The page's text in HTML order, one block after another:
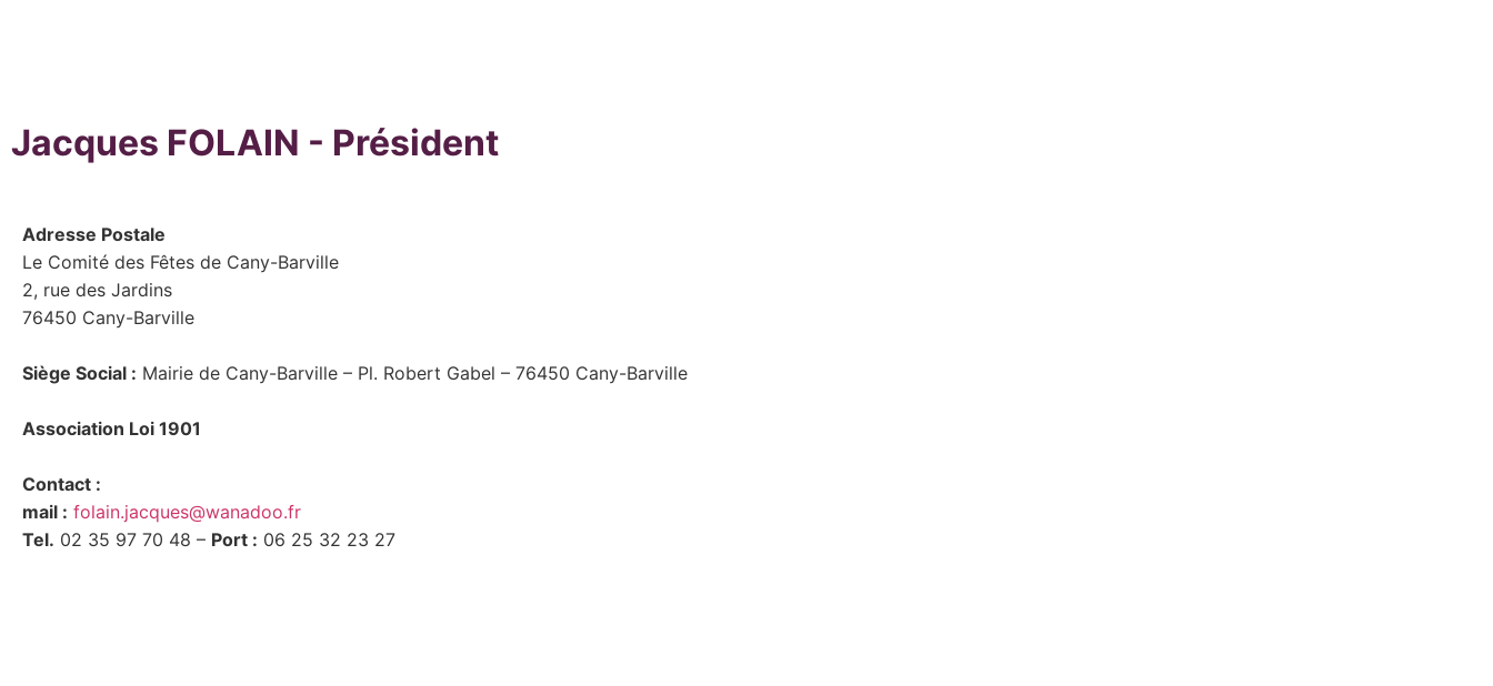
Jacques FOLAIN - Président
Adresse Postale
Le Comité des Fêtes de Cany-Barville
2, rue des Jardins
76450 Cany-Barville
Siège Social : Mairie de Cany-Barville – Pl. Robert Gabel – 76450 Cany-Barville
Association Loi 1901
Contact :
mail : folain.jacques@wanadoo.fr
Tel. 02 35 97 70 48 – Port : 06 25 32 23 27